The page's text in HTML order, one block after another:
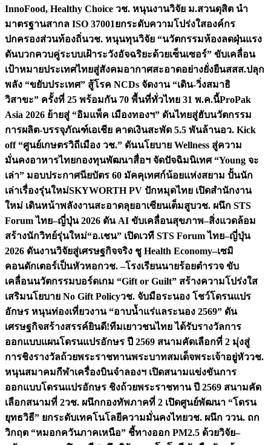
InnoFood, Healthy Choice วช. หนุนงานวิจัย ม.สวนดุสิต นำ
มาตรฐานสากล ISO 37001ยกระดับความโปร่งใสองค์กร
ปกครองส่วนท้องถิ่นวช. หนุนทุนวิจัย “นวัตกรรมห้องลดฝุ่นแรง
ดันบวกควบคู่ระบบเฝ้าระวังอัจฉริยะด้วยเซ็นเซอร์” ขับเคลื่อน
เป้าหมายประเทศไทยสู่สังคมอากาศสะอาดอย่างยั่งยืนสสส.ปลุก
พลัง “ขยับประเทศ” สู้โรค NCDs จัดงาน “เดิน-วิ่งสมาธิ
วิสาขะ” ครั้งที่ 25 พร้อมกัน 70 พื้นที่ทั่วไทย 31 พ.ค.นี้ProPak
Asia 2026 ย้ายสู่ “อิมแพ็ค เมืองทองฯ” ดันไทยสู่ฮับนวัตกรรม
การผลิต-บรรจุภัณฑ์เอเชีย คาดเงินสะพัด 5.5 พันล้านอว. Kick
off “ศูนย์เกษตรวิถีเมือง วช.” ดันนโยบาย Wellness สู่ความ
มั่นคงอาหารไทยกองทุนพัฒนาสื่อฯ จัดปัจฉิมนิเทศ “Young จะ
เล่า” มอบประกาศนียบัตร 60 มัคคุเทศก์น้อยแห่งสยาม ปั้นนัก
เล่าเรื่องรุ่นใหม่SKYWORTH PV ปักหมุดไทย เปิดสำนักงาน
ใหม่ เดินหน้าพลังงานสะอาดลุยอาเซียนเต็มสูบวช. ผนึก STS
Forum ไทย–ญี่ปุ่น 2026 ดัน AI ขับเคลื่อนสุขภาพ–สิ่งแวดล้อม
สร้างนักวิทย์รุ่นใหม่“อ.เชน” เปิดเวที STS Forum ไทย–ญี่ปุ่น
2026 ดันงานวิจัยสู่เศรษฐกิจจริง ชู Health Economy–เซมิ
คอนดักเตอร์เป็นหัวหอกวช. –โรงเรียนนายร้อยตำรวจ ขับ
เคลื่อนนวัตกรรมบอร์ดเกม “Gift or Guilt” สร้างความโปร่งใส
เสริมนโยบาย No Gift Policyวช. จับมือระนอง โชว์โดรนแปร
อักษร หนุนท่องเที่ยวงาน “อาบน้ำแร่แลระนอง 2569” ดัน
เศรษฐกิจสร้างสรรค์ยินดี!ทีมเยาวชนไทย ได้รับรางวัลการ
ออกแบบแผนโดรนแปรอักษร ปี 2569 สนามคัดเลือกที่ 2 มุ่งสู่
การชิงรางวัลถ้วยพระราชทานพระบาทสมเด็จพระเจ้าอยู่หัววช.
หนุนสมาคมกีฬาเครื่องบินจำลองฯ เปิดสนามแข่งขันการ
ออกแบบโดรนแปรอักษร ชิงถ้วยพระราชทาน ปี 2569 สนามคัด
เลือกสนามที่ 2วช. ผนึกกองทัพภาคที่ 2 เปิดศูนย์พัฒนา “โดรน
ยุทธวิธี” ยกระดับเทคโนโลยีความมั่นคงไทยวช. ผนึก ววน. ถก
วิกฤต “หมอกควันภาคเหนือ” ชี้ทางออก PM2.5 ด้วยวิจัย–